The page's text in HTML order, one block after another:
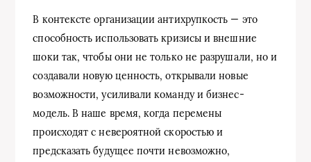
В контексте организации антихрупкость — это
способность использовать кризисы и внешние
шоки так, чтобы они не только не разрушали, но и
создавали новую ценность, открывали новые
возможности, усиливали команду и бизнес-
модель. В наше время, когда перемены
происходят с невероятной скоростью и
предсказать будущее почти невозможно,